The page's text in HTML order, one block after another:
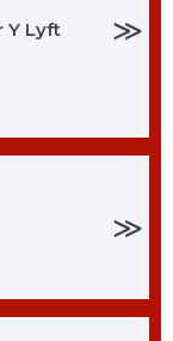
Y Lyft ≫
≫